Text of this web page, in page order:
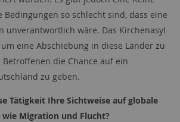
Bedingungen so schlecht sind, dass eine
unverantwortlich wäre. Das Kirchenasyl
eine Abschiebung in diese Länder zu
die Chance auf ein
zu geben.
Tätigkeit Ihre Sichtweise auf globale
Migration und Flucht?